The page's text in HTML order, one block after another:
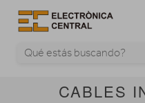
CABLES